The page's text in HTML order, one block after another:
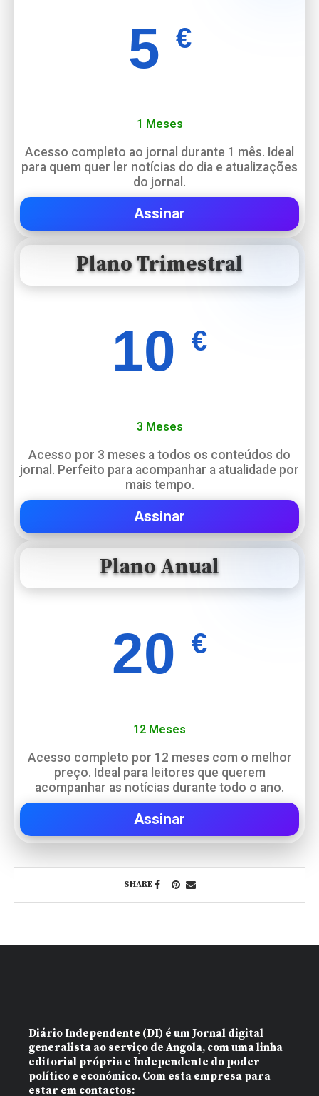
5 €
1 Meses
Acesso completo ao jornal durante 1 mês. Ideal
para quem quer ler notícias do dia e atualizações
do jornal.
Assinar
Plano Trimestral
10 €
3 Meses
Acesso por 3 meses a todos os conteúdos do
jornal. Perfeito para acompanhar a atualidade por
mais tempo.
Assinar
Plano Anual
20 €
12 Meses
Acesso completo por 12 meses com o melhor
preço. Ideal para leitores que querem
acompanhar as notícias durante todo o ano.
Assinar
SHARE
Diário Independente (DI) é um Jornal digital
generalista ao serviço de Angola, com uma linha
editorial própria e Independente do poder
político e económico. Com esta empresa para
estar em contactos: